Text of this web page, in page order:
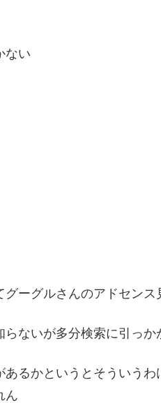
ない
ーグルさんのアドセン
ないが多分検索に引っか
るかというとそういう
ん